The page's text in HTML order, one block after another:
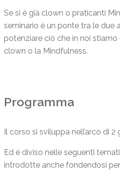
Se si è già clown o praticanti
seminario è un ponte tra le due
potenziare ciò che in noi
clown o la Mindfulness.
Programma
Il corso si sviluppa nell’arco di
Ed è diviso nelle seguenti
introdotte anche fondendosi